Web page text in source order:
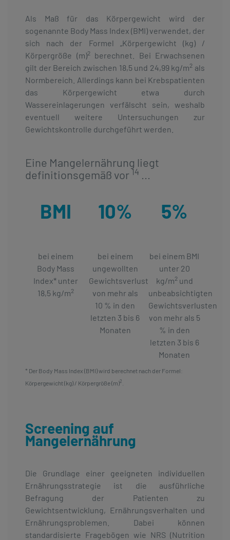
Als Maß für das Körpergewicht wird der
sogenannte Body Mass Index (BMI) verwendet, der
sich nach der Formel „Körpergewicht (kg) /
Körpergröße (m)2berechnet. Bei Erwachsenen
gilt der Bereich zwischen 18,5 und 24,99 kg/m2 als
Normbereich. Allerdings kann bei Krebspatienten
das Körpergewicht etwa durch
Wassereinlagerungen verfälscht sein, weshalb
eventuell weitere Untersuchungen zur
Gewichtskontrolle durchgeführt werden.
Eine Mangelernährung liegt
definitionsgemäß vor 14
BMI
bei einem
Body Mass
Index* unter
18,5 kg/m2
10%
bei einem
ungewollten
Gewichtsverlust
von mehr als
10 % in den
letzten 3 bis 6
Monaten
5%
bei einem BMI
unter 20
kg/m2und
unbeabsichtigten
Gewichtsverlusten
von mehr als 5
% in den
letzten 3 bis 6
Monaten
* Der Body Mass Index (BMI) wird berechnet nach der Formel:
Körpergewicht (kg) / Körpergröße (m)2
Screening auf
Mangelernährung
Die Grundlage einer geeigneten individuellen
Ernährungsstrategie ist die ausführliche
Befragung der Patienten zu
Gewichtsentwicklung, Ernährungsverhalten und
Ernährungsproblemen. Dabei können
standardisierte Fragebögen wie NRS (Nutrition